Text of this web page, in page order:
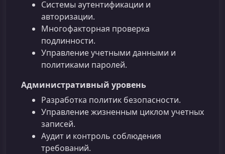
Системы аутентификации и
авторизации.
Многофакторная проверка
подлинности.
Управление учетными данными и
политиками паролей.
Административный уровень
Разработка политик безопасности.
Управление жизненным циклом учетных
записей.
Аудит и контроль соблюдения
требований.